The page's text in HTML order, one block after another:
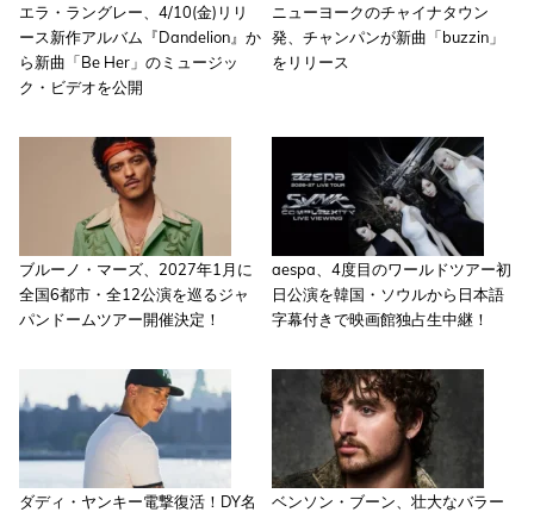
エラ・ラングレー、4/10(金)リリ
ース新作アルバム『Dandelion』か
ら新曲「Be Her」のミュージッ
ク・ビデオを公開
ニューヨークのチャイナタウン
発、チャンパンが新曲「buzzin」
をリリース
ブルーノ・マーズ、2027年1月に
全国6都市・全12公演を巡るジャ
パンドームツアー開催決定！
aespa、4度目のワールドツアー初
日公演を韓国・ソウルから日本語
字幕付きで映画館独占生中継！
ダディ・ヤンキー電撃復活！DY名
ベンソン・ブーン、壮大なバラー